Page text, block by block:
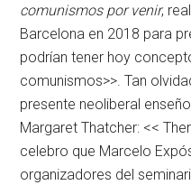
comunismos por venir,
Barcelona en 2018 para
podrían tener hoy
comunismos>>. Tan
presente neoliberal
Margaret Thatcher: <<
celebro que Marcelo
organizadores del